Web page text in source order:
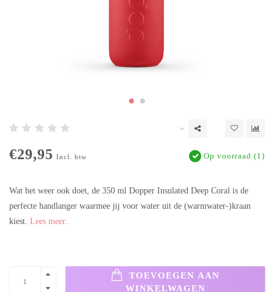
€29,95 Incl. btw Op voorraad (1)
Wat het weer ook doet, de 350 ml Dopper Insulated Deep Coral is de
perfecte handlanger waarmee jij voor water uit de (warmwater-)kraan
kiest. Lees meer..
TOEVOEGEN AAN
WINKELWAGEN